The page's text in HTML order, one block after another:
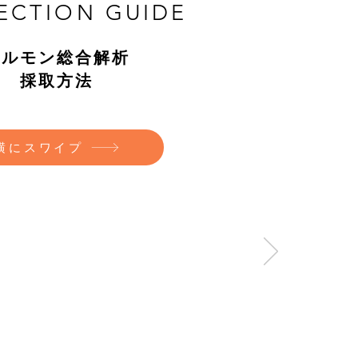
GUIDE
モン総合解析
採取方法
にスワイプ